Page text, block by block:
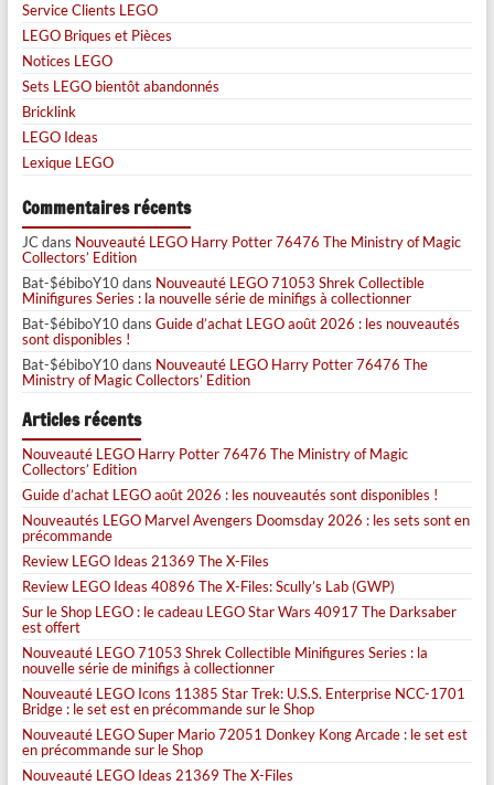
Service Clients LEGO
LEGO Briques et Pièces
Notices LEGO
Sets LEGO bientôt abandonnés
Bricklink
LEGO Ideas
Lexique LEGO
Commentaires récents
JCdans Nouveauté LEGO Harry Potter 76476 The Ministry of Magic
Collectors’ Edition
Bat-$ébiboY10dans Nouveauté LEGO 71053 Shrek Collectible
Minifigures Series : la nouvelle série de minifigs à collectionner
Bat-$ébiboY10dans Guide d’achat LEGO août 2026 : les nouveautés
sont disponibles !
Bat-$ébiboY10dans Nouveauté LEGO Harry Potter 76476 The
Ministry of Magic Collectors’ Edition
Articles récents
Nouveauté LEGO Harry Potter 76476 The Ministry of Magic
Collectors’ Edition
Guide d’achat LEGO août 2026 : les nouveautés sont disponibles !
Nouveautés LEGO Marvel Avengers Doomsday 2026 : les sets sont en
précommande
Review LEGO Ideas 21369 The X-Files
Review LEGO Ideas 40896 The X-Files: Scully’s Lab (GWP)
Sur le Shop LEGO : le cadeau LEGO Star Wars 40917 The Darksaber
est offert
Nouveauté LEGO 71053 Shrek Collectible Minifigures Series : la
nouvelle série de minifigs à collectionner
Nouveauté LEGO Icons 11385 Star Trek: U.S.S. Enterprise NCC-1701
Bridge : le set est en précommande sur le Shop
Nouveauté LEGO Super Mario 72051 Donkey Kong Arcade : le set est
en précommande sur le Shop
Nouveauté LEGO Ideas 21369 The X-Files